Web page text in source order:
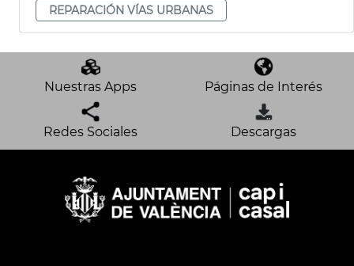
REPARACIÓN VÍAS URBANAS
Nuestras Apps Páginas de Interés
Redes Sociales Descargas